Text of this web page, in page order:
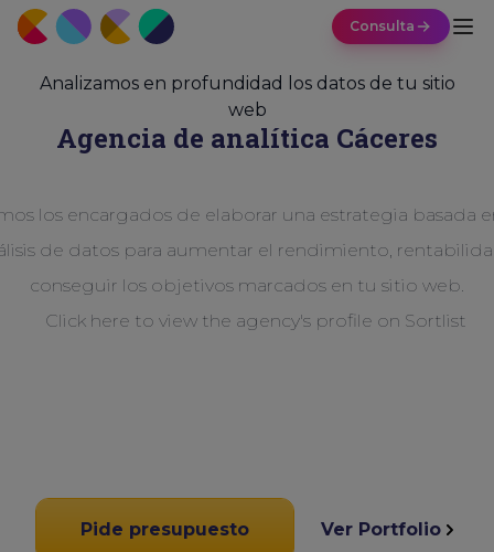
Consulta
Analizamos en profundidad los datos de tu sitio
web
Agencia de analítica Cáceres
los encargados de elaborar una estrategia basada
de datos para aumentar el rendimiento,
conseguir los objetivos marcados en tu sitio web.
Pide presupuesto Ver Portfolio